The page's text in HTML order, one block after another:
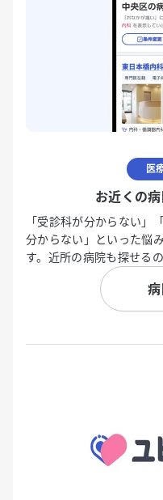
医
お近くの
「受診科が分からない」
分からない」といった悩
す。近所の病院も探せる